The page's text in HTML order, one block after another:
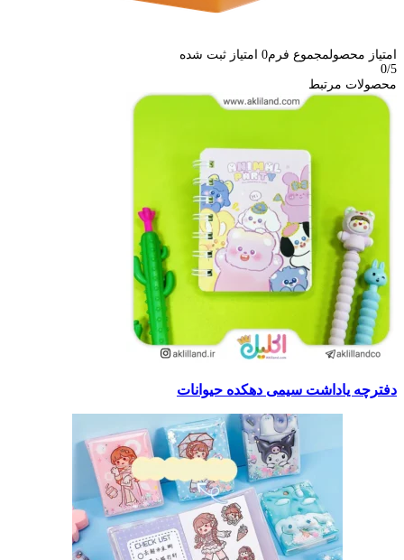
امتیاز محصولمجموع فرم0 امتیاز ثبت شده
0/5
محصولات مرتبط
دفترچه یاداشت سیمی دهکده حیوانات